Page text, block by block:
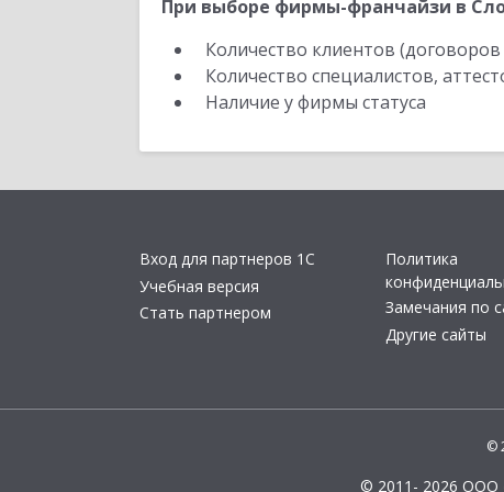
При выборе фирмы-франчайзи в
Количество клиентов
Количество специалистов,
Наличие у фирмы статуса
Вход для партнеров 1С
Учебная версия
Стать партнером
Политика
Замечания по
Другие сайты
©
© 2011- 2026 ООО